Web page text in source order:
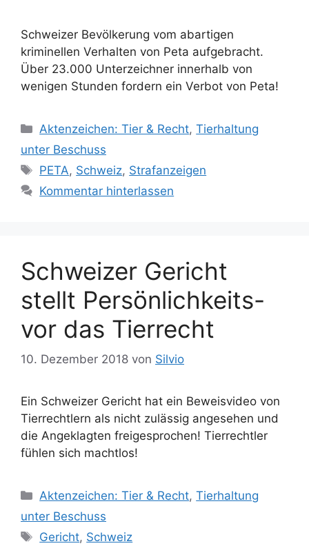
Schweizer Bevölkerung vom abartigen
kriminellen Verhalten von Peta aufgebracht.
Über 23.000 Unterzeichner innerhalb von
wenigen Stunden fordern ein Verbot von Peta!
K
e
g
e
n
Aktenzeichen: Tier & Recht,Tierhaltung
unter Beschuss
S
c
w
r
t
e
r
PETA, Schweiz, Strafanzeigen
Kommentar hinterlassen
Schweizer Gericht
stellt Persönlichkeits-
vor das Tierrecht
10. Dezember 2018 von Silvio
Ein Schweizer Gericht hat ein Beweisvideo von
Tierrechtlern als nicht zulässig angesehen und
die Angeklagten freigesprochen! Tierrechtler
fühlen sich machtlos!
K
a
e
Aktenzeichen: Tier & Recht,Tierhaltung
unter Beschuss
S
Gericht, Schweiz